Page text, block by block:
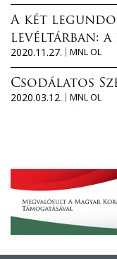
A két
levéltárban: a
2020.11.27.
MNL OL
Csodálatos
2020.03.12.
MNL OL